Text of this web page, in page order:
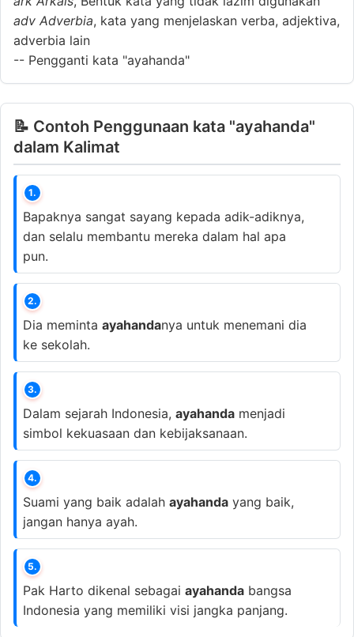
adv Adverbia, kata yang menjelaskan verba, adjektiva,
adverbia lain
-- Pengganti kata "ayahanda"
📝 Contoh Penggunaan kata "ayahanda"
dalam Kalimat
1.
Bapaknya sangat sayang kepada adik-adiknya,
dan selalu membantu mereka dalam hal apa
pun.
2.
Dia meminta ayahandanya untuk menemani dia
ke sekolah.
3.
Dalam sejarah Indonesia, ayahanda menjadi
simbol kekuasaan dan kebijaksanaan.
4.
Suami yang baik adalah ayahanda yang baik,
jangan hanya ayah.
5.
Pak Harto dikenal sebagai ayahanda bangsa
Indonesia yang memiliki visi jangka panjang.